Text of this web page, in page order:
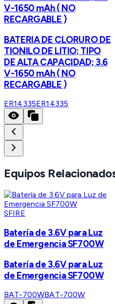
V-1650 mAh ( NO
RECARGABLE )
BATERIA DE CLORURO DE
TIONILO DE LITIO; TIPO
DE ALTA CAPACIDAD; 3.6
V-1650 mAh ( NO
RECARGABLE )
ER14335ER14335
Equipos
SFIRE
Batería de 3.6V para Luz
de Emergencia SF700W
Batería de 3.6V para Luz
de Emergencia SF700W
BAT-700WBAT-700W